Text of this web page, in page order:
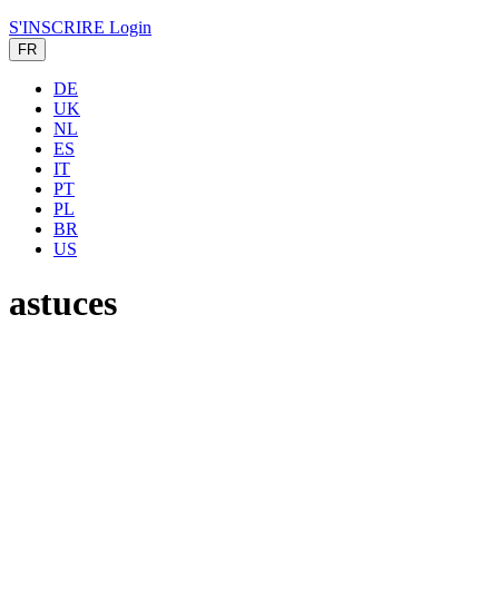
S'INSCRIRE Login
FR
DE
UK
NL
ES
IT
PT
PL
BR
US
astuces